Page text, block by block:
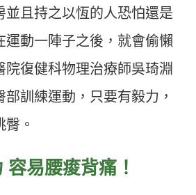
並且持之以恆的人恐怕還是
運動一陣子之後，就會偷懶
院復健科物理治療師吳琦淵
訓練運動，只要有毅力，
。
易腰痠背痛！